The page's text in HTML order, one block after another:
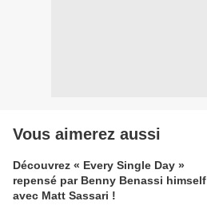
Vous aimerez aussi
Découvrez « Every Single Day »
repensé par Benny Benassi himself
avec Matt Sassari !